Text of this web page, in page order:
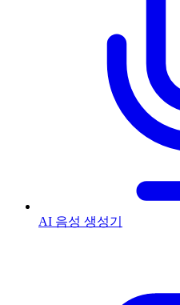
AI 음성 생성기